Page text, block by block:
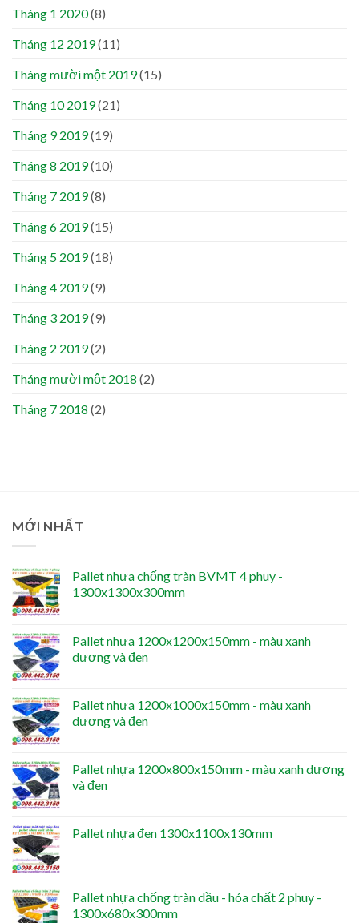
Tháng 1 2020(8)
Tháng 12 2019(11)
Tháng mười một 2019(15)
Tháng 10 2019(21)
Tháng 9 2019(19)
Tháng 8 2019(10)
Tháng 7 2019(8)
Tháng 6 2019(15)
Tháng 5 2019(18)
Tháng 4 2019(9)
Tháng 3 2019(9)
Tháng 2 2019(2)
Tháng mười một 2018 (2)
Tháng 7 2018 (2)
MỚI NHẤT
Pallet nhựa chống tràn BVMT 4 phuy -
1300x1300x300mm
Pallet nhựa 1200x1200x150mm - màu xanh
dương và đen
Pallet nhựa 1200x1000x150mm - màu xanh
dương và đen
Pallet nhựa 1200x800x150mm - màu xanh dương
và đen
Pallet nhựa đen 1300x1100x130mm
Pallet nhựa chống tràn dầu - hóa chất 2 phuy -
1300x680x300mm